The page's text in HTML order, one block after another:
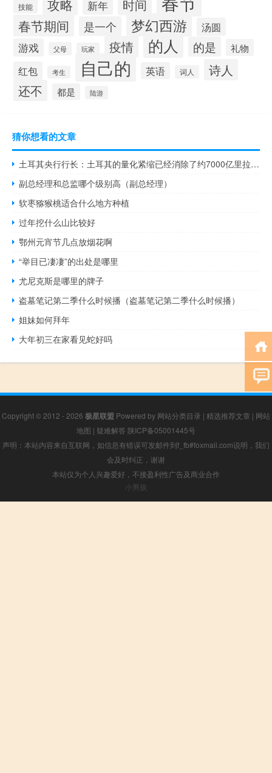
技能 攻略 新年 时间
春节期间 是一个 梦幻西游
汤圆
游戏
父母 玩家 疫情 的人 的是 礼物
红包 考生 自己的 英语 词人
诗人
还不
都是 陆游
猜你想看的文章
土耳其央行行长：土耳其的量化紧缩已经消除了约7000亿里拉的流动性
副总经理和总监哪个级别高（副总经理）
软枣猕猴桃适合什么地方种植
过年挖什么山比较好
鄂州元宵节几点放烟花啊
“举目已凄凄”的出处是哪里
尤尼克斯是哪里的牌子
盗墓笔记第二季什么时候播（盗墓笔记第二季什么时候播）
姐妹如何拜年
大年初三在家看见蛇好吗
Copyright © 2012 - 2026 极星联盟 Powered by 网站分类目录 | 精选推荐文章 | 网站
地图 | 疑难解答 陕ICP备05001445号
声明：本站内容来自互联网，如信息有错误可发邮件到f_fb#foxmail.com说明，我们
会及时纠正，谢谢
本站仅为个人兴趣爱好，不接盈利性广告及商业合作
小男孩